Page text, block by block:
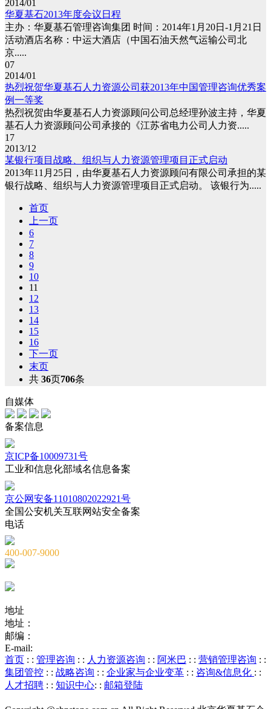
2014/01
华夏基石2013年度会议日程
主办：华夏基石管理咨询集团 时间：2014年1月20日-1月21日
活动酒店名称：中运大酒店（中国石油天然气运输公司北
京.....
07
2014/01
热烈祝贺华夏基石人力资源公司获2013年中国管理咨询优秀案
例一等奖
热烈祝贺由华夏基石人力资源顾问公司总经理孙波主持，华夏
基石人力资源顾问公司承接的《江苏省电力公司人力资.....
17
2013/12
某银行项目战略、组织与人力资源管理项目正式启动
2013年11月25日，由华夏基石人力资源顾问有限公司承担的某
银行战略、组织与人力资源管理项目正式启动。 该银行为.....
首页
上一页
6
7
8
9
10
11
12
13
14
15
16
下一页
末页
共 36页706条
自媒体
备案信息
京ICP备10009731号
工业和信息化部域名信息备案
京公网安备11010802022921号
全国公安机关互联网站安全备案
电话
400-007-9000
地址
地址：
邮编：
E-mail:
首页 : : 管理咨询 : : 人力资源咨询 : : 阿米巴 : : 营销管理咨询 : :
集团管控 : : 战略咨询 : : 企业家与企业变革 : : 咨询&信息化 : :
人才招聘 : : 知识中心: : 邮箱登陆